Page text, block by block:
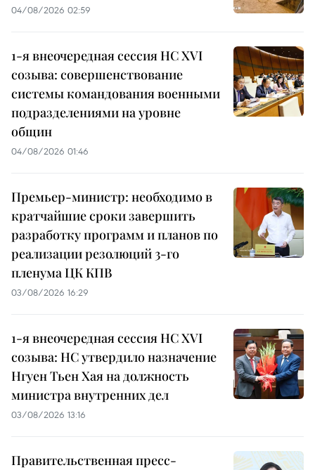
04/08/2026 02:59
1-я внеочередная сессия НС XVI
созыва: совершенствование
системы командования военными
подразделениями на уровне
общин
04/08/2026 01:46
Премьер-министр: необходимо в
кратчайшие сроки завершить
разработку программ и планов по
реализации резолюций 3-го
пленума ЦК КПВ
03/08/2026 16:29
1-я внеочередная сессия НС XVI
созыва: НС утвердило назначение
Нгуен Тьен Хая на должность
министра внутренних дел
03/08/2026 13:16
Правительственная пресс-